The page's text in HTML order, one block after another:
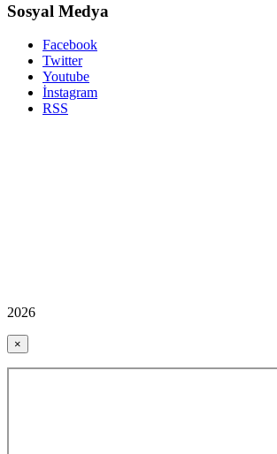
Sosyal Medya
Facebook
Twitter
Youtube
İnstagram
RSS
2026
×